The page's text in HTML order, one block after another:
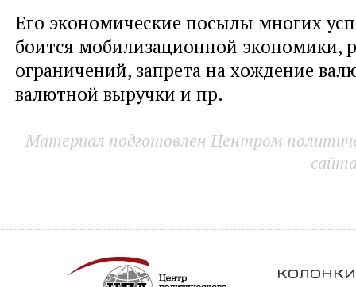
Его экономические посылы многих
боится мобилизационной экономики,
ограничений, запрета на хождение
валютной выручки и пр.
Материал подготовлен Центром
колонки